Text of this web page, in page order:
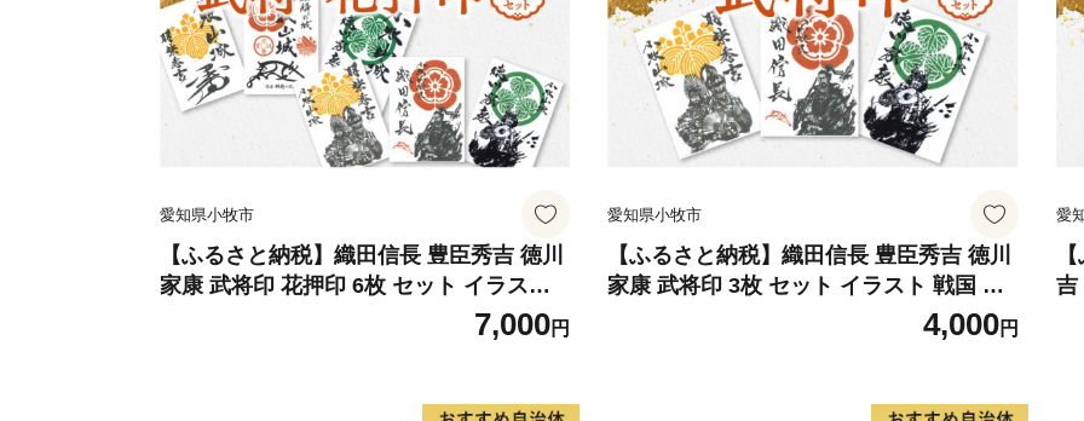
りすることはございません
は、商品の発送、事務連絡
する報告、鯖江市が主催・
の提供及び鯖江市のふるさ
せていただき、その手段と
御不明な点や、電子メール
ございましたら、ふるさと
ご連絡ください。
愛知県小牧市
【ふるさと納税】織田信長 豊臣秀吉 徳川
家康 武将印 花押印 6枚 セット イラスト
戦国 武将 小牧山城 墨絵 龍画師 書道アー
ティスト 池谷公智 渾身の一作 作品 雑貨
7,000円
愛知県小牧市
【ふるさと納税】織田信長 豊臣秀吉 徳川
家康 武将印 3枚 セット イラスト 戦国 武
将 小牧山城 墨絵 龍画師 書道アーティス
ト 池谷公智 渾身の一作 作品 雑貨 工芸品
4,000円
愛
吉